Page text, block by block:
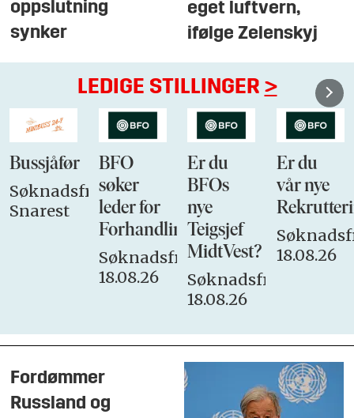
oppslutning
synker
eget luftvern,
ifølge Zelenskyj
LEDIGE STILLINGER >
Bussjåfør
Søknadsfrist:
Snarest
BFO
søker
leder for
Forhandlingsutvalget
Søknadsfrist:
18.08.26
Er du
BFOs
nye
Teigsjef
MidtVest?
Søknadsfrist:
18.08.26
Er du
vår nye
18.08.26
Fordømmer
Russland og